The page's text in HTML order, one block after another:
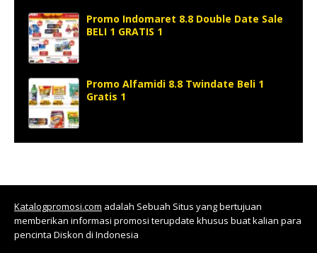
Promo Indomaret 8.8 Double Date Sale
BELI 1 GRATIS 1
Promo Alfamidi 8.8 Twindate Beli 1
Gratis 1
Katalogpromosi.com adalah Sebuah Situs yang bertujuan
memberikan informasi promosi terupdate khusus buat kalian para
pencinta Diskon di Indonesia